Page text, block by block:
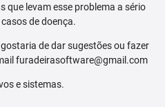
que levam esse problema a sério
de doença.
de dar sugestões ou fazer
furadeirasoftware@gmail.com
e sistemas.